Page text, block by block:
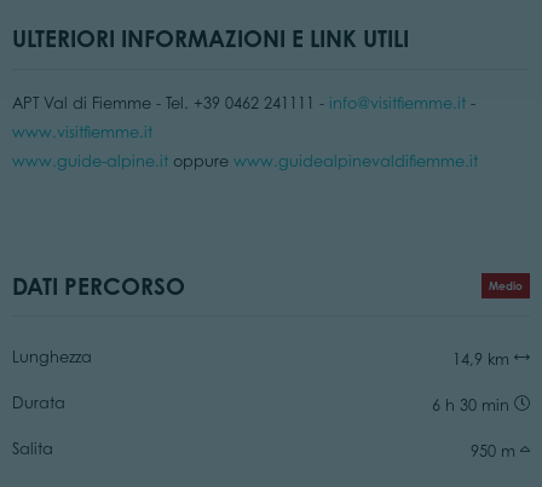
ULTERIORI INFORMAZIONI E LINK UTILI
APT Val di Fiemme - Tel. +39 0462 241111 - info@visitfiemme.it-
www.visitfiemme.it
www.guide-alpine.itoppure www.guidealpinevaldifiemme.it
DATI PERCORSO Medio
Lunghezza 14,9 km
Durata 6 h 30 min
Salita 950 m